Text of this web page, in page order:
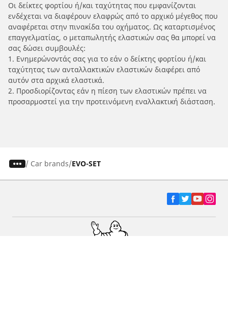
Οι δείκτες φορτίου ή/και ταχύτητας που εμφανίζονται
ενδέχεται να διαφέρουν ελαφρώς από το αρχικό μέγεθος που
αναφέρεται στην πινακίδα του οχήματος. Ως καταρτισμένος
επαγγελματίας, ο μεταπωλητής ελαστικών σας θα μπορεί να
σας δώσει συμβουλές:
1. Ενημερώνοντάς σας για το εάν ο δείκτης φορτίου ή/και
ταχύτητας των ανταλλακτικών ελαστικών διαφέρει από
αυτόν στα αρχικά ελαστικά.
2. Προσδιορίζοντας εάν η πίεση των ελαστικών πρέπει να
προσαρμοστεί για την προτεινόμενη εναλλακτική διάσταση.
/ Car brands EVO-SET